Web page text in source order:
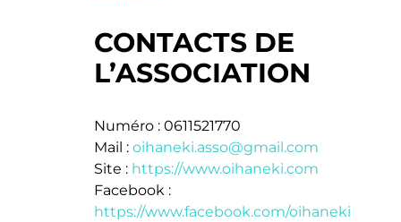
CONTACTS DE
L’ASSOCIATION
Numéro : 0611521770
Mail : oihaneki.asso@gmail.com
Site : https://www.oihaneki.com
Facebook :
https://www.facebook.com/oihaneki